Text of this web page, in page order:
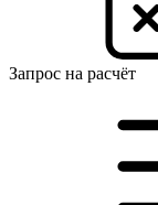
Запрос на расчёт